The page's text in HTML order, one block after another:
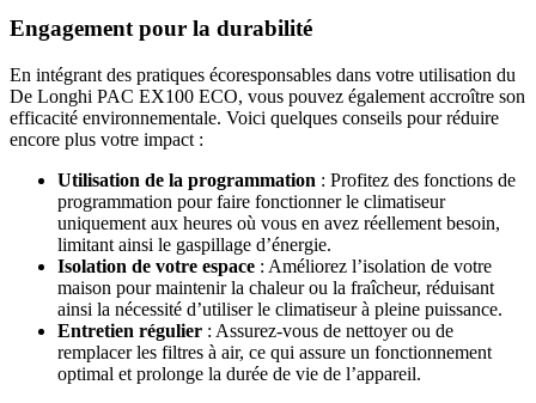
Engagement pour la durabilité
En intégrant des pratiques écoresponsables dans votre utilisation du
De Longhi PAC EX100 ECO, vous pouvez également accroître son
efficacité environnementale. Voici quelques conseils pour réduire
encore plus votre impact :
Utilisation de la programmation : Profitez des fonctions de
programmation pour faire fonctionner le climatiseur
uniquement aux heures où vous en avez réellement besoin,
limitant ainsi le gaspillage d’énergie.
Isolation de votre espace : Améliorez l’isolation de votre
maison pour maintenir la chaleur ou la fraîcheur, réduisant
ainsi la nécessité d’utiliser le climatiseur à pleine puissance.
Entretien régulier : Assurez-vous de nettoyer ou de
remplacer les filtres à air, ce qui assure un fonctionnement
optimal et prolonge la durée de vie de l’appareil.